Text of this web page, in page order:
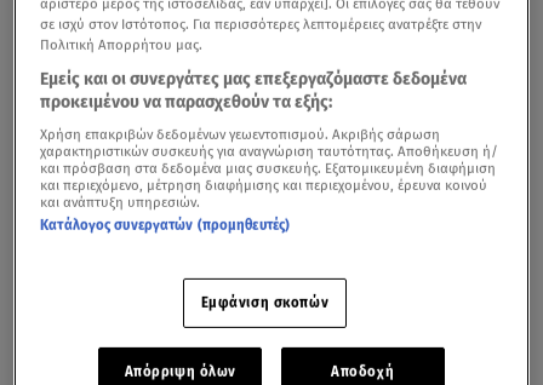
H Φώφη Γεννηματά έδινε μάχη με τον καρκίνο εδώ και πολλά χρόνια
αριστερό μέρος της ιστοσελίδας, εάν υπάρχει]. Οι επιλογές σας θα τεθούν
σε ισχύ στον Ιστότοπος. Για περισσότερες λεπτομέρειες ανατρέξτε στην
Πολιτική Απορρήτου μας.
Εμείς και οι συνεργάτες μας επεξεργαζόμαστε δεδομένα
προκειμένου να παρασχεθούν τα εξής:
Χρήση επακριβών δεδομένων γεωεντοπισμού. Ακριβής σάρωση
χαρακτηριστικών συσκευής για αναγνώριση ταυτότητας. Αποθήκευση ή/
και πρόσβαση στα δεδομένα μιας συσκευής. Εξατομικευμένη διαφήμιση
και περιεχόμενο, μέτρηση διαφήμισης και περιεχομένου, έρευνα κοινού
και ανάπτυξη υπηρεσιών.
Κατάλογος συνεργατών (προμηθευτές)
Εμφάνιση σκοπών
Απόρριψη όλων Αποδοχή